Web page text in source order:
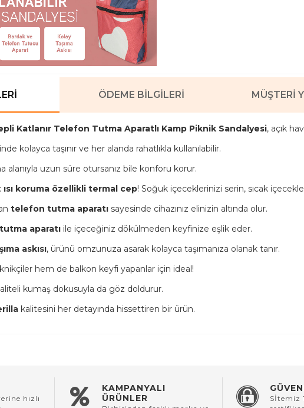
ÖDEME BILGILERI MÜŞTERI
Katlanır Telefon Tutma Aparatlı Kamp Piknik Sandalyesi, açık
kolayca taşınır ve her alanda rahatlıkla kullanılabilir.
alanıyla uzun süre otursanız bile konforu korur.
ısı koruma özellikli termal cep! Soğuk içeceklerinizi serin, sıcak
telefon tutma aparatı sayesinde cihazınız elinizin altında olur.
aparatı ile içeceğiniz dökülmeden keyfinize eşlik eder.
askısı, ürünü omzunuza asarak kolayca taşımanıza olanak tanır.
hem de balkon keyfi yapanlar için ideal!
kumaş dokusuyla da göz doldurur.
kalitesini her detayında hissettiren bir ürün.
hızlı
KAMPANYALI
ÜRÜNLER
Sİtemiz